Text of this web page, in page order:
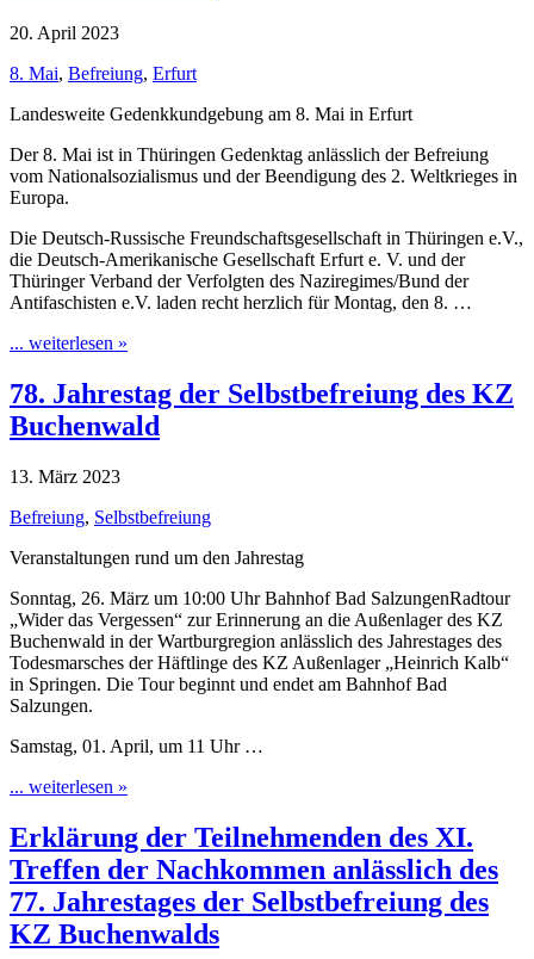
20. April 2023
8. Mai, Befreiung, Erfurt
Landesweite Gedenkkundgebung am 8. Mai in Erfurt
Der 8. Mai ist in Thüringen Gedenktag anlässlich der Befreiung
vom Nationalsozialismus und der Beendigung des 2. Weltkrieges in
Europa.
Die Deutsch-Russische Freundschaftsgesellschaft in Thüringen e.V.,
die Deutsch-Amerikanische Gesellschaft Erfurt e. V. und der
Thüringer Verband der Verfolgten des Naziregimes/Bund der
Antifaschisten e.V. laden recht herzlich für Montag, den 8. …
... weiterlesen »
78. Jahrestag der Selbstbefreiung des KZ
Buchenwald
13. März 2023
Befreiung, Selbstbefreiung
Veranstaltungen rund um den Jahrestag
Sonntag, 26. März um 10:00 Uhr Bahnhof Bad SalzungenRadtour
„Wider das Vergessen“ zur Erinnerung an die Außenlager des KZ
Buchenwald in der Wartburgregion anlässlich des Jahrestages des
Todesmarsches der Häftlinge des KZ Außenlager „Heinrich Kalb“
in Springen. Die Tour beginnt und endet am Bahnhof Bad
Salzungen.
Samstag, 01. April, um 11 Uhr …
... weiterlesen »
Erklärung der Teilnehmenden des XI.
Treffen der Nachkommen anlässlich des
77. Jahrestages der Selbstbefreiung des
KZ Buchenwalds